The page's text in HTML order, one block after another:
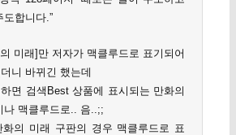
합니다.”
미래]만 저자가 맥클루드로 표기되어
니 바뀌긴 했는데
면 검색Best 상품에 표시되는 만화의
나 맥클루드로.. 음..;;
의 미래 구판의 경우 맥클루드로 표